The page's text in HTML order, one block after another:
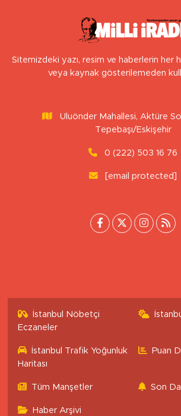
Sitemizdeki yazı, resim ve haberlerin her
veya kaynak gösterilemeden
Uluönder Mahallesi, Aktüre
Tepebaşı/Eskişehir
0 (222) 503 16 76
[email protected]
İstanbul Nöbetçi
Eczaneler
İstanbul Trafik Yoğunluk
Haritası
Puan
Tüm Manşetler Son
Haber Arşivi